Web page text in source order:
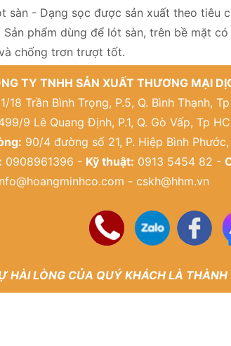
sàn - Dạng sọc được sản xuất theo tiêu
Sản phẩm dùng để lót sàn, trên bề mặt
chống trơn trượt tốt.
TY TNHH SẢN XUẤT THƯƠNG MẠI
1/18 Trần Bình Trọng, P.5, Q. Bình Thạnh,
9 Lê Quang Định, P.1, Q. Gò Vấp, Tp
90/4 đường số 21, P. Hiệp Bình
0908961396 - Kỹ thuật: 0913 5454 82 -
- cskh@hhm.vn
HÀI LÒNG CỦA QUÝ KHÁCH LÀ THÀNH